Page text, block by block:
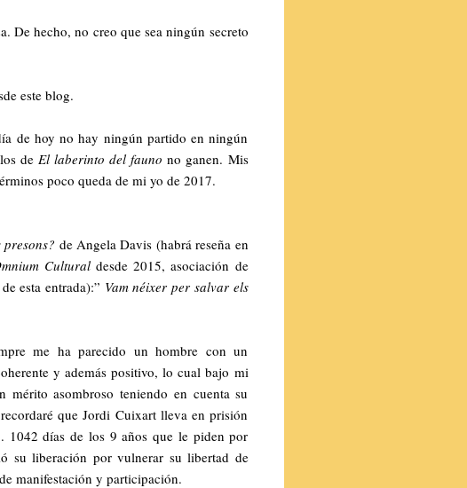
De hecho, no creo que sea ningún secreto
este blog.
de hoy no hay ningún partido en ningún
de El laberinto del fauno no ganen. Mis
poco queda de mi yo de 2017.
de Angela Davis (habrá reseña en
Culturaldesde 2015, asociación de
esta entrada):” Vam néixer per salvar els
me ha parecido un hombre con un
y además positivo, lo cual bajo mi
mérito asombroso teniendo en cuenta su
que Jordi Cuixart lleva en prisión
1042 días de los 9 años que le piden por
su liberación por vulnerar su libertad de
manifestación y participación.